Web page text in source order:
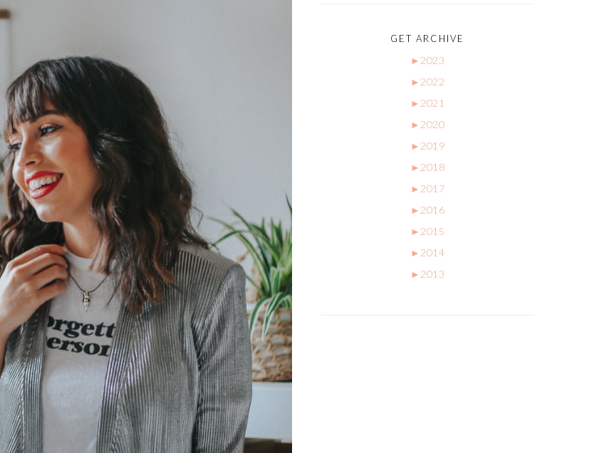
GET ARCHIVE
► 2023
► 2022
► 2021
► 2020
► 2019
► 2018
► 2017
► 2016
► 2015
► 2014
► 2013